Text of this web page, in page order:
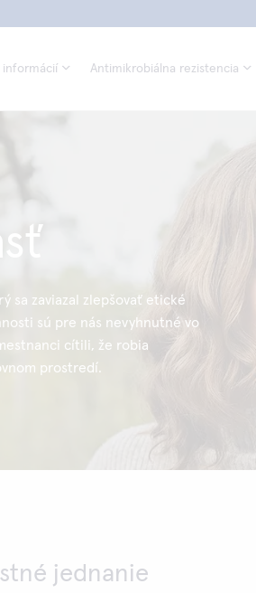
Antimikrobiálna rezistencia
sa zaviazal zlepšovať etické
sú pre nás nevyhnutné vo
cítili, že robia
prostredí.
jednanie